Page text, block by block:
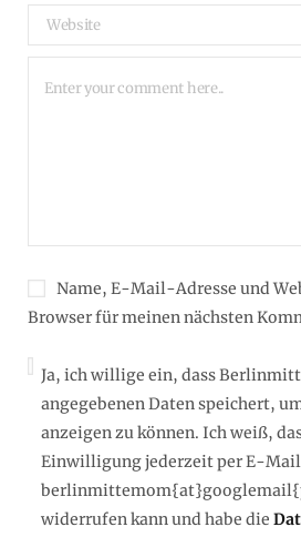
Name, E-Mail-Adresse und
Browser für meinen nächsten
Ja, ich willige ein, dass
angegebenen Daten speichert,
anzeigen zu können. Ich weiß,
Einwilligung jederzeit per E-
widerrufen kann und habe die